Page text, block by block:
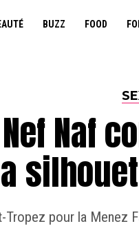
BUZZ FOOD
Naf
Tropez pour la Menez